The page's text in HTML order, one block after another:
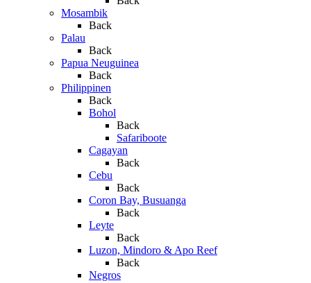
Mosambik
Back
Palau
Back
Papua Neuguinea
Back
Philippinen
Back
Bohol
Back
Safariboote
Cagayan
Back
Cebu
Back
Coron Bay, Busuanga
Back
Leyte
Back
Luzon, Mindoro & Apo Reef
Back
Negros